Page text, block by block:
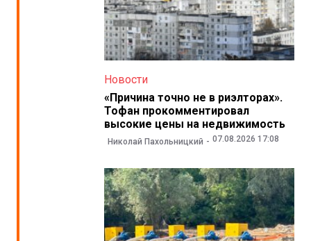
Новости
«Причина точно не в риэлторах».
Тофан прокомментировал
высокие цены на недвижимость
Николай Пахольницкий 07.08.2026 17:08